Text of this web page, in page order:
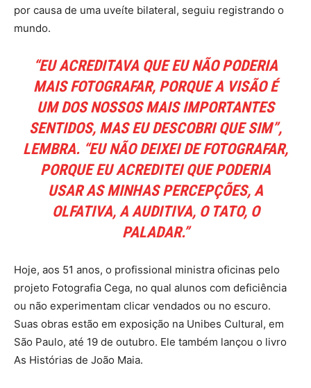
por causa de uma uveíte bilateral, seguiu registrando o
mundo.
“EU ACREDITAVA QUE EU NÃO PODERIA
MAIS FOTOGRAFAR, PORQUE A VISÃO É
UM DOS NOSSOS MAIS IMPORTANTES
SENTIDOS, MAS EU DESCOBRI QUE SIM”,
LEMBRA. “EU NÃO DEIXEI DE FOTOGRAFAR,
PORQUE EU ACREDITEI QUE PODERIA
USAR AS MINHAS PERCEPÇÕES, A
OLFATIVA, A AUDITIVA, O TATO, O
PALADAR.”
Hoje, aos 51 anos, o profissional ministra oficinas pelo
projeto Fotografia Cega, no qual alunos com deficiência
ou não experimentam clicar vendados ou no escuro.
Suas obras estão em exposição na Unibes Cultural, em
São Paulo, até 19 de outubro. Ele também lançou o livro
As Histórias de João Maia.